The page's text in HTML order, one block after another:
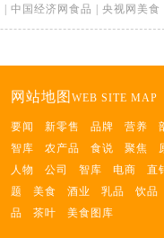
中国经济网食品 央视网美食
网站地图 WEB SITE MAP
要闻 新零售 品牌 营养
智库
农产品 食说 聚焦
人物
公司 智库 电商
直
题
美食 酒业 乳品
饮品
品
茶叶 美食图库